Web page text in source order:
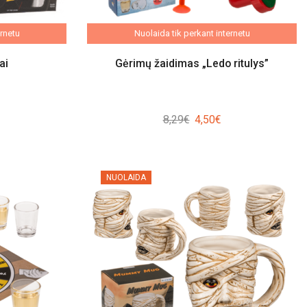
Nuolaida tik perkant internetu
Gėrimų žaidimas „Ledo ritulys”
8,29€ Original
4,50€Current
NUOLAIDA